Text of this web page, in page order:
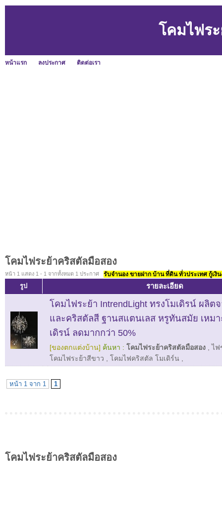
โคมไฟร
หน้าแรก ลงประกาศ ติดต่อเรา
โคมไฟระย้าคริสตัลมือสอง
หน้า 1 แสดง 1 - 1 จากทั้งหมด 1 ประกาศ รับจำนอง ขายฝาก บ้าน ที่ดิน ทั่วประเทศ กู้เงิ
รูป รายละเอียด
โคมไฟระย้า IntrendLight ทรงโมเดิรน์ ผลิต
และคริสตัลสี ฐานสแตนเลส หรูทันสมัย เหม
เดิรน์ ลดมากกว่า 50%
[ของตกแต่งบ้าน] ค้นหา : โคมไฟระย้าคริสตัลมือสอง ,ไฟ
โคมไฟระย้าสีขาว
โคมไฟคริสตัล โมเดิร์น
หน้า 1 จาก 1 1
โคมไฟระย้าคริสตัลมือสอง